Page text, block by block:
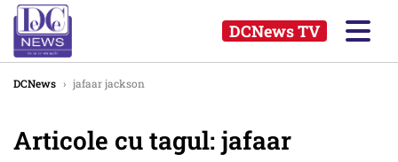
DCNews TV
DCNews › jafaar jackson
Articole cu tagul: jafaar